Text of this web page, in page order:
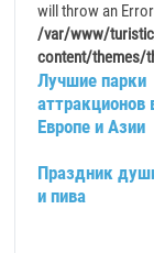
will throw an
/var/www/
content/themes/
Лучшие парки
аттракционов
Европе и Азии
Праздник
и пива